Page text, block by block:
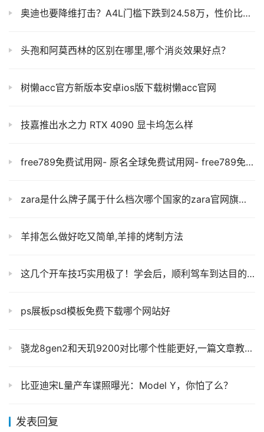
奥迪也要降维打击？A4L门槛下跌到24.58万，性价比是真的高
头孢和阿莫西林的区别在哪里,哪个消炎效果好点？
树懒acc官方新版本安卓ios版下载树懒acc官网
技嘉推出水之力 RTX 4090 显卡坞怎么样
free789免费试用网- 原名全球免费试用网- free789免费中心
zara是什么牌子属于什么档次哪个国家的zara官网旗舰店
羊排怎么做好吃又简单,羊排的烤制方法
这几个开车技巧实用极了！学会后，顺利驾车到达目的地！
ps展板psd模板免费下载哪个网站好
骁龙8gen2和天玑9200对比哪个性能更好,一篇文章教你该如何选！
比亚迪宋L量产车谍照曝光：Model Y，你怕了么？
发表回复